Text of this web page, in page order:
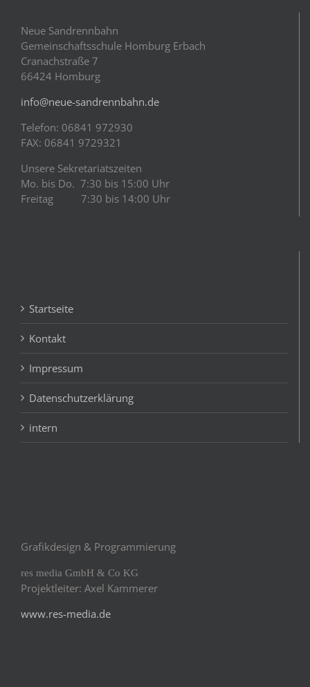
Neue Sandrennbahn
Gemeinschaftsschule Homburg Erbach
Cranachstraße 7
66424 Homburg
info@neue-sandrennbahn.de
Telefon: 06841 972930
FAX: 06841 9729321
Unsere Sekretariatszeiten
Mo. bis Do. 7:30 bis 15:00 Uhr
Freitag 7:30 bis 14:00 Uhr
Startseite
Kontakt
Impressum
Datenschutzerklärung
intern
Grafikdesign & Programmierung
res media GmbH & Co KG
Projektleiter: Axel Kammerer
www.res-media.de